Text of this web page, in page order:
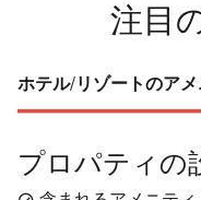
注目
ホテル/リゾートのア
プロパティの